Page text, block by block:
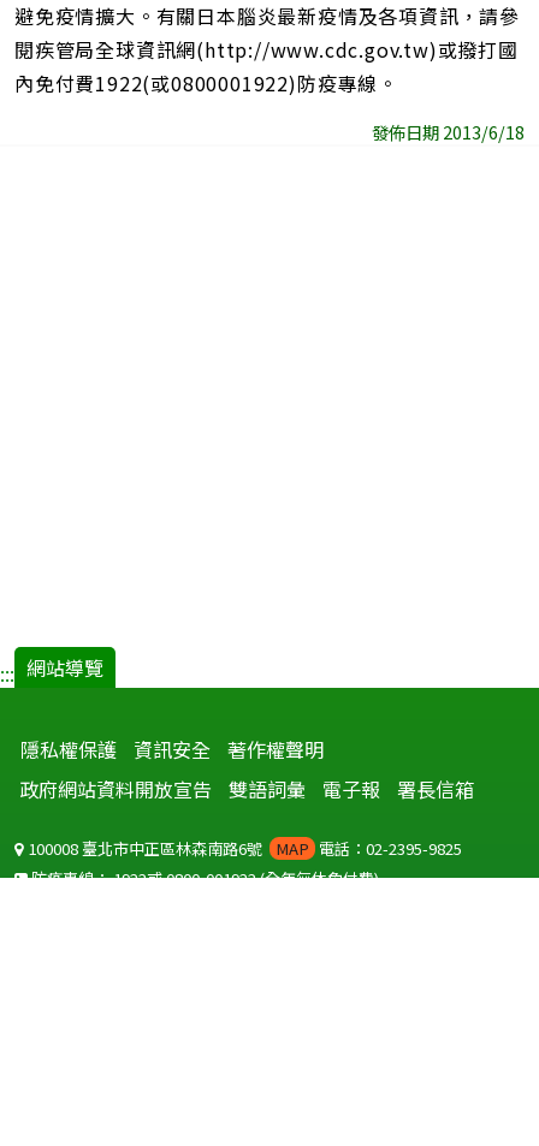
避免疫情擴大。有關日本腦炎最新疫情及各項資訊，請參
閱疾管局全球資訊網(http://www.cdc.gov.tw)或撥打國
內免付費1922(或0800001922)防疫專線。
發佈日期 2013/6/18
::: 網站導覽
隱私權保護 資訊安全 著作權聲明
政府網站資料開放宣告
雙語詞彙 電子報 署長信箱
100008 臺北市中正區林森南路6號 MAP 電話：02-2395-9825
防疫專線：1922或0800-001922(全年無休免付費)